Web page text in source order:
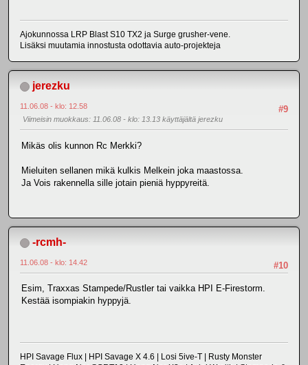
Ajokunnossa LRP Blast S10 TX2 ja Surge grusher-vene.
Lisäksi muutamia innostusta odottavia auto-projekteja
jerezku
#9
11.06.08 - klo: 12.58
Viimeisin muokkaus: 11.06.08 - klo: 13.13 käyttäjältä jerezku
Mikäs olis kunnon Rc Merkki?
Mieluiten sellanen mikä kulkis Melkein joka maastossa.
Ja Vois rakennella sille jotain pieniä hyppyreitä.
-rcmh-
#10
11.06.08 - klo: 14.42
Esim, Traxxas Stampede/Rustler tai vaikka HPI E-Firestorm.
Kestää isompiakin hyppyjä.
HPI Savage Flux | HPI Savage X 4.6 | Losi 5ive-T | Rusty Monster